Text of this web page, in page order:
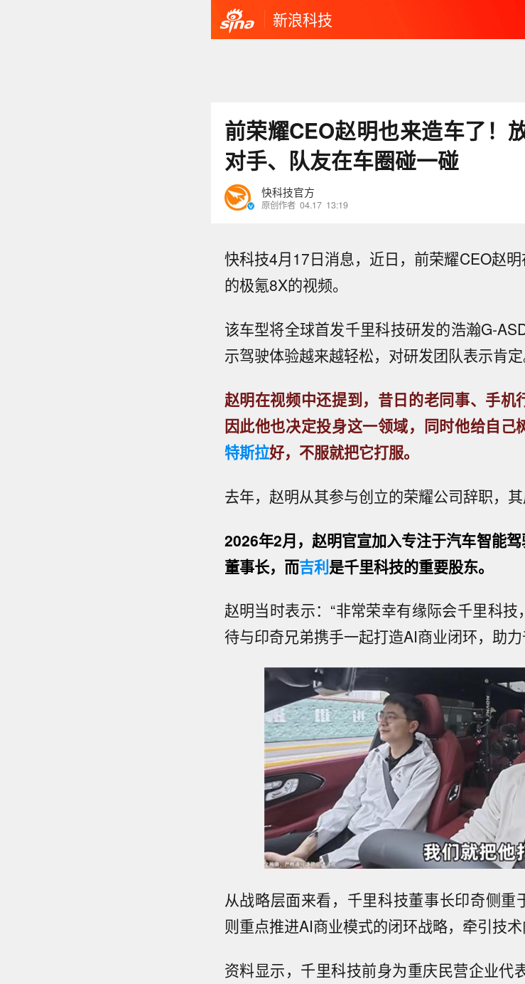
新浪科技
前荣耀CEO赵明也来造车了！
对手、队友在车圈碰一碰
快科技官方
原创作者 04.17 13:19
快科技4月17日消息，近日，前荣耀CEO赵
的极氪8X的视频。
该车型将全球首发千里科技研发的浩瀚G-
示驾驶体验越来越轻松，对研发团队表示肯定
赵明在视频中还提到，昔日的老同事、手机
因此他也决定投身这一领域，同时他给自己
特斯拉好，不服就把它打服。
去年，赵明从其参与创立的荣耀公司辞职，其
2026年2月，赵明官宣加入专注于汽车智能
董事长，而吉利是千里科技的重要股东。
赵明当时表示：“非常荣幸有缘际会千里科
待与印奇兄弟携手一起打造AI商业闭环，助力
从战略层面来看，千里科技董事长印奇侧
则重点推进AI商业模式的闭环战略，牵引技术
资料显示，千里科技前身为重庆民营企业代